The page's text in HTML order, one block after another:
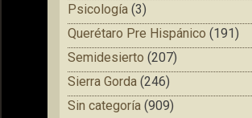
Psicología (3)
Querétaro Pre Hispánico (191)
Semidesierto (207)
Sierra Gorda (246)
Sin categoría (909)